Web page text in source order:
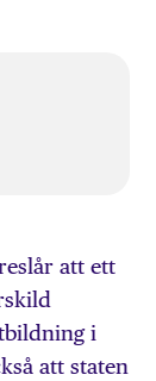
att ett
i
att staten